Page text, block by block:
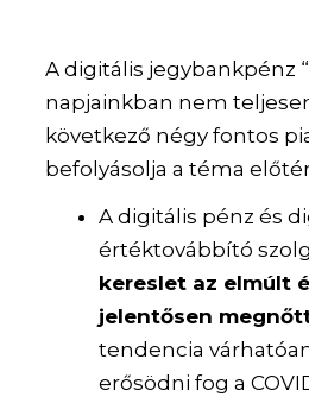
A digitális jegybankpénz
napjainkban nem
következő négy fontos
befolyásolja a téma
A digitális pénz és
értéktovábbító
kereslet az elmúlt
jelentősen
tendencia
erősödni fog a